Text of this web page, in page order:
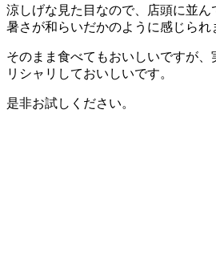
涼しげな見た目なので、店頭に並ん
暑さが和らいだかのように感じられ
そのまま食べてもおいしいですが、
リシャリしておいしいです。
是非お試しください。